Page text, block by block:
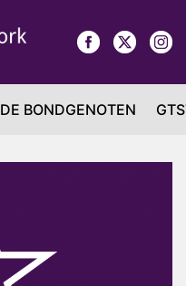
DE BONDGENOTEN